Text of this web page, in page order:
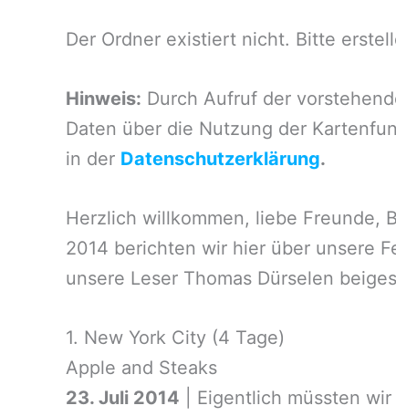
Der Ordner existiert nicht. Bitte
Hinweis: Durch Aufruf der
Daten über die Nutzung der
in der Datenschutzerklärung.
Herzlich willkommen, liebe Freunde,
2014 berichten wir hier über unsere
unsere Leser Thomas Dürselen
1. New York City (4 Tage)
Apple and Steaks
23. Juli 2014 | Eigentlich müssten